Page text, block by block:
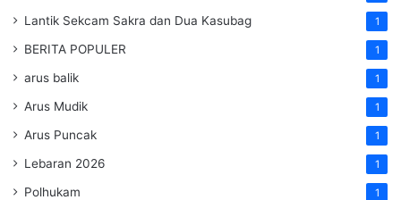
Lantik Sekcam Sakra dan Dua Kasubag 1
BERITA POPULER 1
arus balik 1
Arus Mudik 1
Arus Puncak 1
Lebaran 2026 1
Polhukam 1